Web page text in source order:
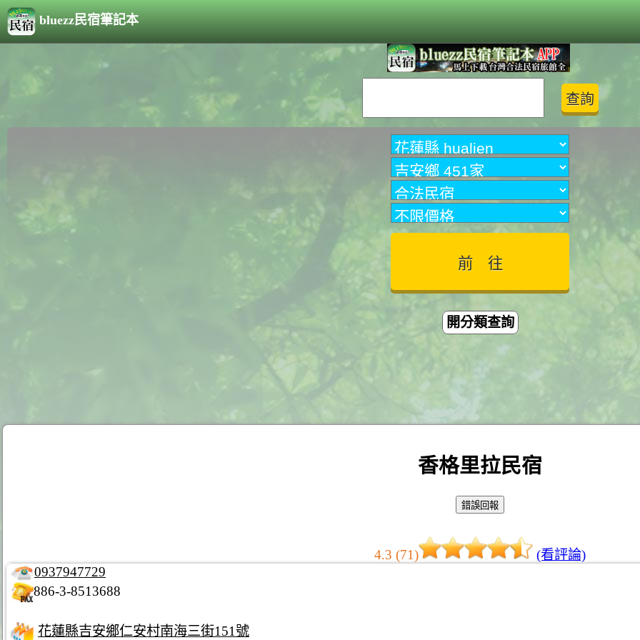
bluezz民宿筆記本
開分類查詢
香格里拉民宿
4.3 (71)
(看評論)
0937947729
886-3-8513688
花蓮縣吉安鄉仁安村南海三街151號